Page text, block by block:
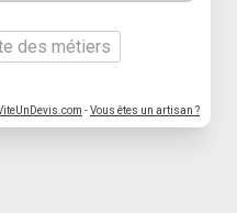
des métiers
-Vous êtes un artisan ?